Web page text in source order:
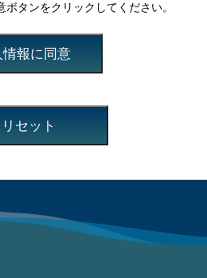
タンをクリックしてください。